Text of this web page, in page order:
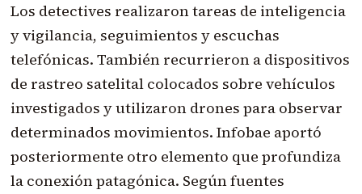
Los detectives realizaron tareas de inteligencia
y vigilancia, seguimientos y escuchas
telefónicas. También recurrieron a dispositivos
de rastreo satelital colocados sobre vehículos
investigados y utilizaron drones para observar
determinados movimientos. Infobae aportó
posteriormente otro elemento que profundiza
la conexión patagónica. Según fuentes